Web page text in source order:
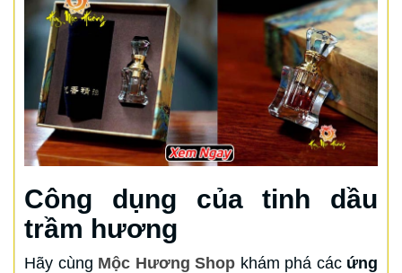
Công dụng của tinh dầu
trầm hương
Hãy cùng Mộc Hương Shop khám phá các ứng